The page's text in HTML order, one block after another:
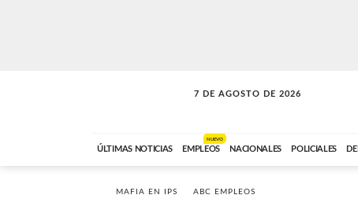
7 DE AGOSTO DE 2026
LA INCONDICIONAL
ÚLTIMAS NOTICIAS EMPLEOS
NUEVO
NACIONALES POLICIALES
MAFIA EN IPS ABC EMPLEOS